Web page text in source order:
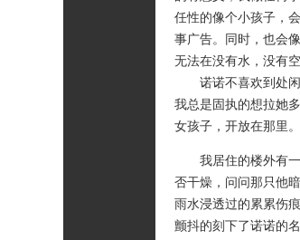
任性的像个小孩子，
事广告。同时，也会
无法在没有水，没有
诺诺不喜欢到处闲
我总是固执的想拉她
女孩子，开放在那里
我居住的楼外有一
否干燥，问问那只他
雨水浸透过的累累伤
颤抖的刻下了诺诺的